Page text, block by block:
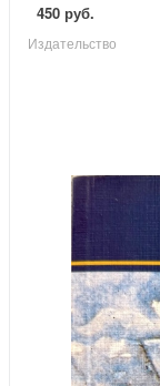
450 руб.
Издательство